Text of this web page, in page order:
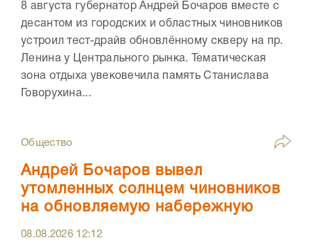
8 августа губернатор Андрей Бочаров вместе с
десантом из городских и областных чиновников
устроил тест-драйв обновлённому скверу на пр.
Ленина у Центрального рынка. Тематическая
зона отдыха увековечила память Станислава
Говорухина...
Общество
Андрей Бочаров вывел
утомленных солнцем чиновников
на обновляемую набережную
08.08.2026 12:12